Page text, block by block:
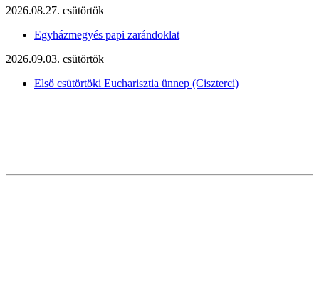
2026.08.27. csütörtök
Egyházmegyés papi zarándoklat
2026.09.03. csütörtök
Első csütörtöki Eucharisztia ünnep (Ciszterci)